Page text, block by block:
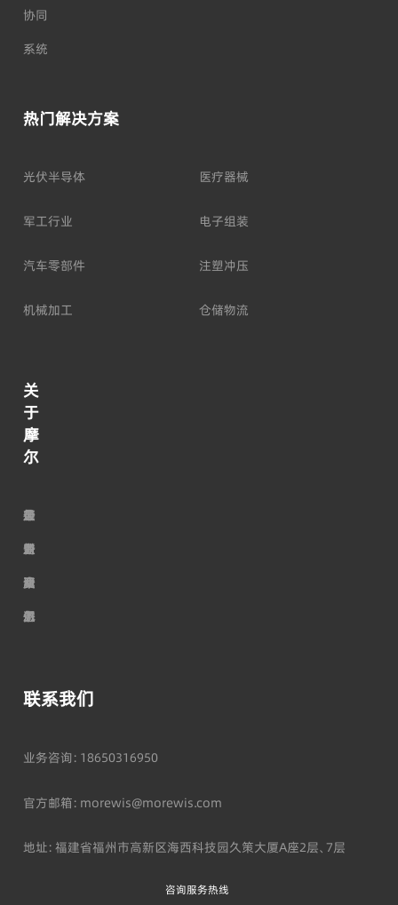
协同
系统
热门解决方案
光伏半导体 医疗器械
军工行业 电子组装
汽车零部件 注塑冲压
机械加工 仓储物流
关
于
摩
尔
走
进
摩
尔
荣
誉
资
质
公
司
服
务
最
新
动
态
行
业
资
讯
加
入
我
们
联系我们
业务咨询：18650316950
官方邮箱：morewis@morewis.com
地址：福建省福州市高新区海西科技园久策大厦A座2层、7层
咨询服务热线